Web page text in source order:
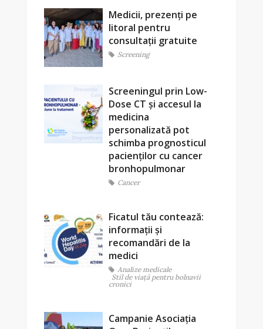
Medicii, prezenți pe
litoral pentru
consultații gratuite
Screening
Screeningul prin Low-
Dose CT și accesul la
medicina
personalizată pot
schimba prognosticul
pacienților cu cancer
bronhopulmonar
Cancer
Ficatul tău contează:
informații și
recomandări de la
medici
Analize medicale
Stil de viaţă pentru bolnavii
cronici
Campanie Asociația